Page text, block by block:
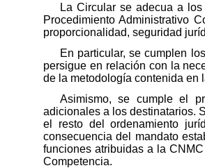
La Circular se adecua a
Procedimiento Administrativo
proporcionalidad, seguridad
En particular, se cumplen
persigue en relación con la
de la metodología contenida en
Asimismo, se cumple el
adicionales a los destinatarios.
el resto del ordenamiento
consecuencia del mandato
funciones atribuidas a la
Competencia.